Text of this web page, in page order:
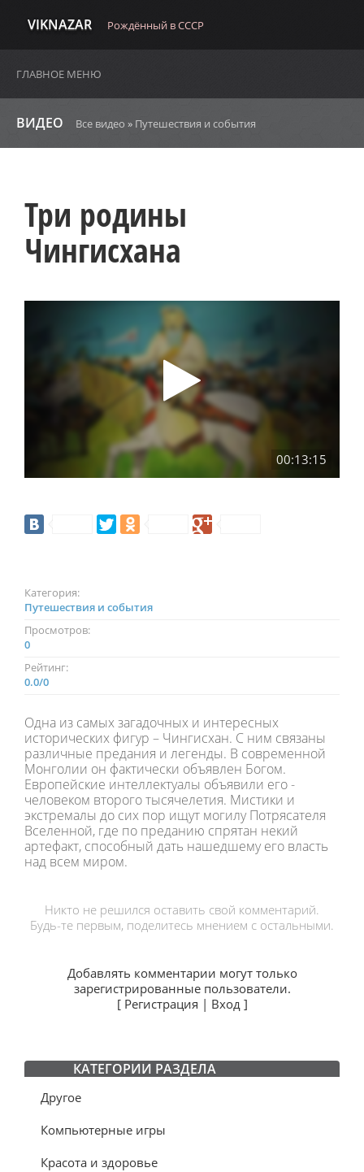
VIKNAZAR Рождённый в СССР
ГЛАВНОЕ МЕНЮ
ВИДЕО Все видео » Путешествия и события
Три родины
Чингисхана
00:13:15
Категория:
Путешествия и события
Просмотров:
0
Рейтинг:
0.0/0
Одна из самых загадочных и интересных
исторических фигур – Чингисхан. С ним связаны
различные предания и легенды. В современной
Монголии он фактически объявлен Богом.
Европейские интеллектуалы объявили его -
человеком второго тысячелетия. Мистики и
экстремалы до сих пор ищут могилу Потрясателя
Вселенной, где по преданию спрятан некий
артефакт, способный дать нашедшему его власть
над всем миром.
Никто не решился оставить свой комментарий.
Будь-те первым, поделитесь мнением с остальными.
Добавлять комментарии могут только
зарегистрированные пользователи.
[ Регистрация | Вход]
КАТЕГОРИИ РАЗДЕЛА
Другое
Компьютерные игры
Красота и здоровье